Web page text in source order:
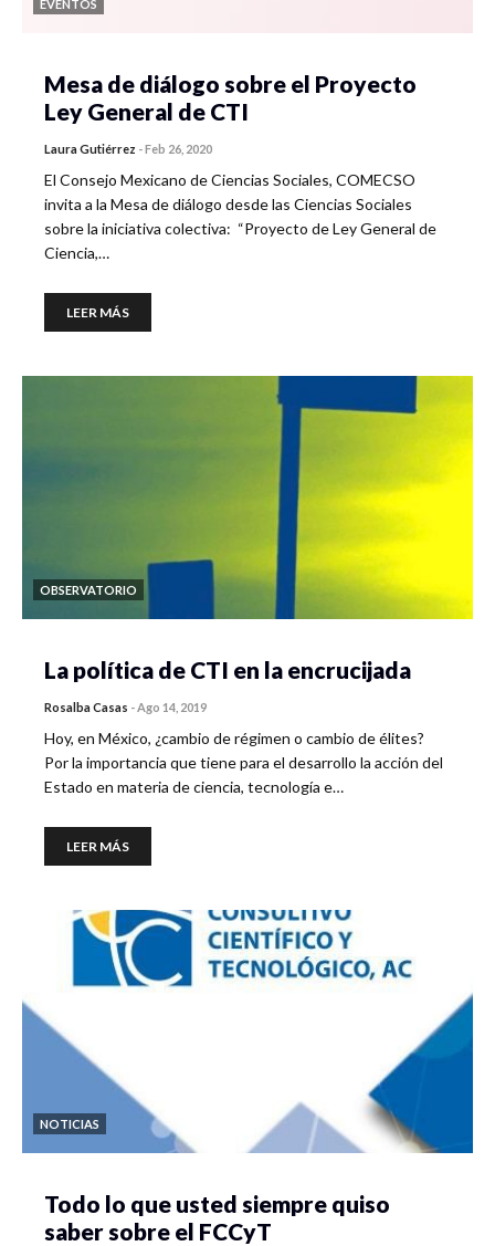
EVENTOS
Mesa de diálogo sobre el Proyecto
Ley General de CTI
Laura Gutiérrez -Feb 26, 2020
El Consejo Mexicano de Ciencias Sociales, COMECSO
invita a la Mesa de diálogo desde las Ciencias Sociales
sobre la iniciativa colectiva: “Proyecto de Ley General de
Ciencia,…
LEER MÁS
OBSERVATORIO
La política de CTI en la encrucijada
Rosalba Casas -Ago 14, 2019
Hoy, en México, ¿cambio de régimen o cambio de élites?
Por la importancia que tiene para el desarrollo la acción del
Estado en materia de ciencia, tecnología e…
LEER MÁS
NOTICIAS
Todo lo que usted siempre quiso
saber sobre el FCCyT